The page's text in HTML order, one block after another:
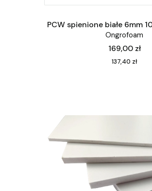
PCW spienione białe 6mm
Ongrofoam
Cena
169,00 zł
Cena
137,40 zł